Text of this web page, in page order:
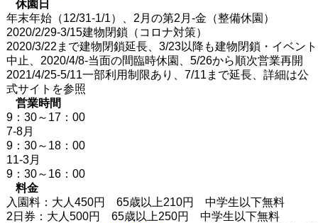
休園日
年末年始（12/31-1/1）、2月の第2月-金（整備休園）
2020/2/29-3/15建物閉鎖（コロナ対策）
2020/3/22まで建物閉鎖延長、3/23以降も建物閉鎖・イベント
中止、2020/4/8-当面の間臨時休園、5/26から順次営業再開
2021/4/25-5/11一部利用制限あり、7/11まで延長、詳細は公
式サイトを参照
営業時間
9：30～17：00
7-8月
9：30～18：00
11-3月
9：30～16：00
料金
入園料：大人450円 65歳以上210円 中学生以下無料
2日券：大人500円 65歳以上250円 中学生以下無料